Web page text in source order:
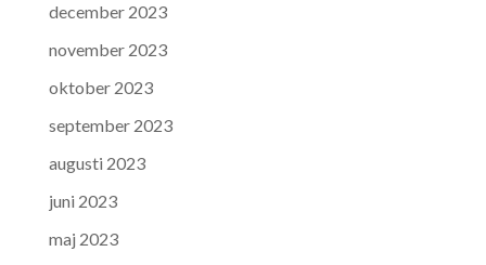
december 2023
november 2023
oktober 2023
september 2023
augusti 2023
juni 2023
maj 2023